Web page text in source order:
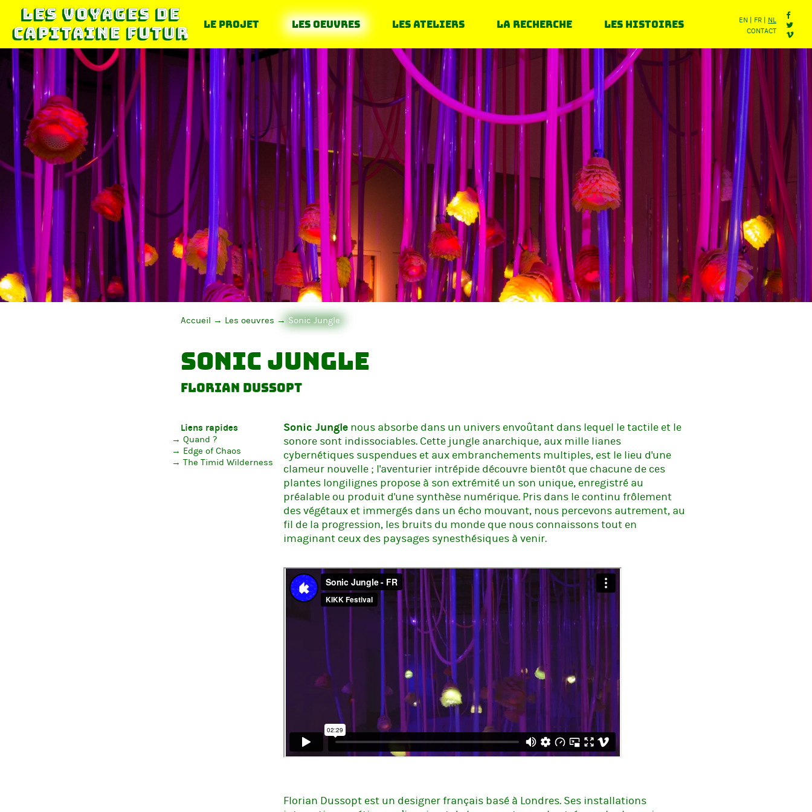
Le projet Les oeuvres Les ateliers La recherche Les histoires EN FR
NL
CONTACT
Accueil Les oeuvres Sonic Jungle
Sonic Jungle
Florian Dussopt
Liens rapides
Quand ?
Edge of Chaos
The Timid Wilderness
Sonic Jungle nous absorbe dans un univers envoûtant dans lequel le tactile et le
sonore sont indissociables. Cette jungle anarchique, aux mille lianes
cybernétiques suspendues et aux embranchements multiples, est le lieu d'une
clameur nouvelle ; l'aventurier intrépide découvre bientôt que chacune de ces
plantes longilignes propose à son extrémité un son unique, enregistré au
préalable ou produit d'une synthèse numérique. Pris dans le continu frôlement
des végétaux et immergés dans un écho mouvant, nous percevons autrement, au
fil de la progression, les bruits du monde que nous connaissons tout en
imaginant ceux des paysages synesthésiques à venir.
Florian Dussopt est un designer français basé à Londres. Ses installations